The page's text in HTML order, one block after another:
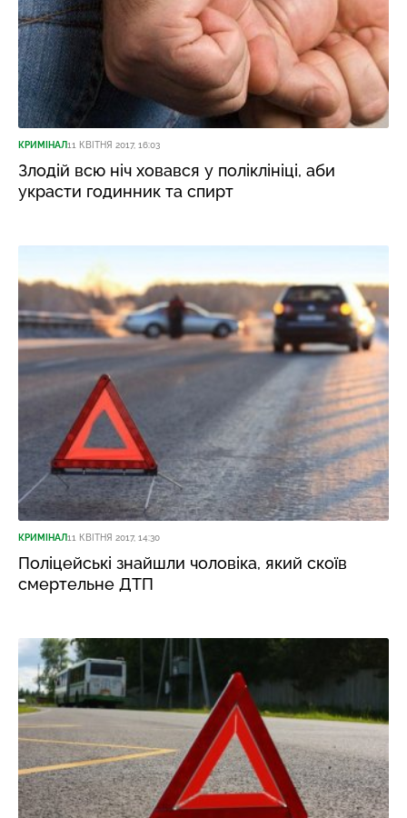
КРИМІНАЛ11 КВІТНЯ 2017, 16:03
Злодій всю ніч ховався у поліклініці, аби
украсти годинник та спирт
КРИМІНАЛ11 КВІТНЯ 2017, 14:30
Поліцейські знайшли чоловіка, який скоїв
смертельне ДТП